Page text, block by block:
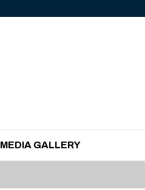
MEDIA GALLERY